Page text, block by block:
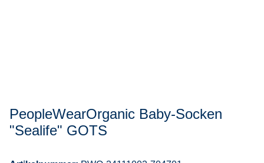
PeopleWearOrganic Baby-Socken
"Sealife" GOTS